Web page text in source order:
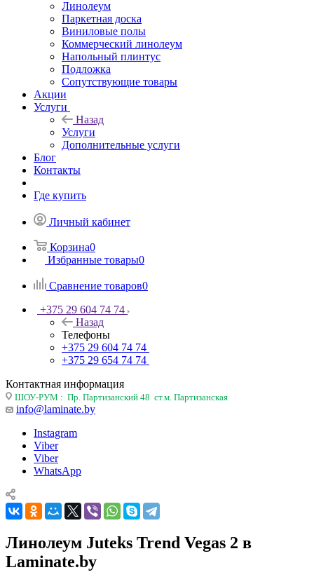
Линолеум
Паркетная доска
Виниловые полы
Коммерческий линолеум
Напольный плинтус
Подложка
Сопутствующие товары
Акции
Услуги
Назад
Услуги
Дополнительные услуги
Блог
Контакты
Где купить
Личный кабинет
Корзина0
Избранные товары0
Сравнение товаров0
+375 29 604 74 74
Назад
Телефоны
+375 29 604 74 74
+375 29 654 74 74
Контактная информация
ШОУ-РУМ : Пр. Партизанский 48 ст.м. Партизанская
info@laminate.by
Instagram
Viber
Viber
WhatsApp
Линолеум Juteks Trend Vegas 2 в
Laminate.by